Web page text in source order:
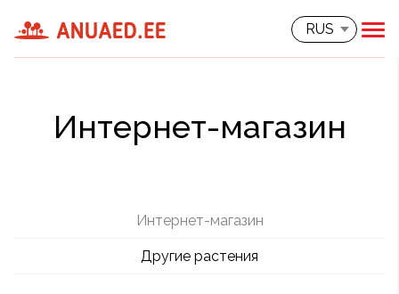
RUS
Интернет-магазин
Интернет-магазин
Другие растения